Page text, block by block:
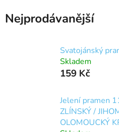
Nejprodávanější
Svatojánský
Skladem
159 Kč
Jelení pramen
ZLÍNSKÝ /
OLOMOUCKÝ